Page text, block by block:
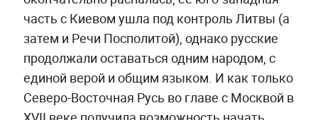
часть с Киевом ушла под контроль Литвы (а
затем и Речи Посполитой), однако русские
продолжали оставаться одним народом, с
единой верой и общим языком. И как только
Северо-Восточная Русь во главе с Москвой в